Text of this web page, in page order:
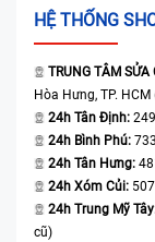
HỆ THỐNG
TRUNG TÂM
Hòa Hưng, TP. HCM
24h Tân Định:
24h Bình Phú:
24h Tân Hưng:
24h Xóm Củi:
24h Trung Mỹ
cũ)